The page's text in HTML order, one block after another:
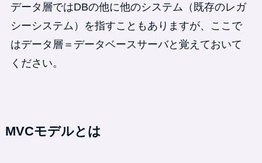
データ層ではDBの他に他のシステム（既存のレガ
シーシステム）を指すこともありますが、ここで
はデータ層＝データベースサーバと覚えておいて
ください。
MVCモデルとは